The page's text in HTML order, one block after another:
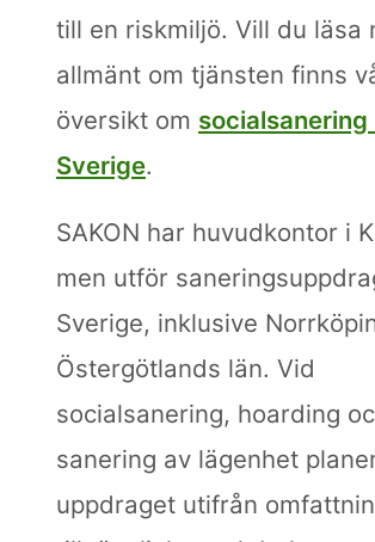
till en riskmiljö. Vill du läsa
allmänt om tjänsten finns
översikt om socialsanering
Sverige.
SAKON har huvudkontor i
men utför
Sverige, inklusive
Östergötlands län. Vid
socialsanering, hoarding
sanering av lägenhet
uppdraget utifrån